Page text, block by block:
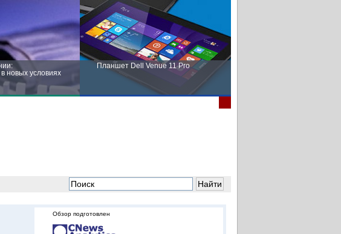
новых условиях
Планшет Dell Venue 11 Pro
Обзор подготовлен